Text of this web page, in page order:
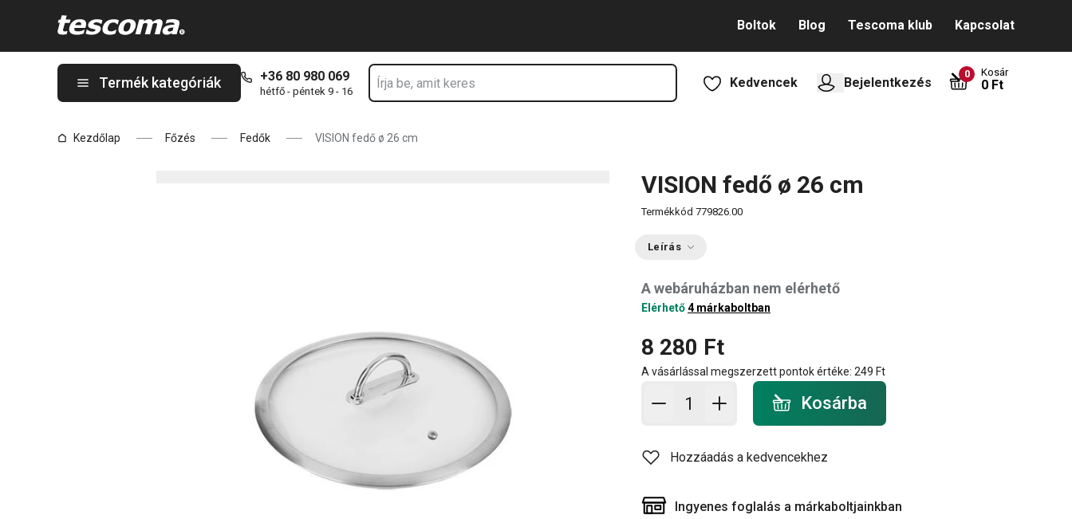
Boltok Blog Tescoma klub Kapcsolat
Termék kategóriák +36 80 980 069
hétfő - péntek 9 - 16
Kedvencek Bejelentkezés
0 Kosár
0 Ft
Kezdőlap Főzés Fedők VISION fedő ø 26 cm
VISION fedő ø 26 cm
Termékkód 779826.00
Leírás
A webáruházban nem elérhető
Elérhető4 márkaboltban
8 280 Ft
A vásárlással megszerzett pontok értéke: 249 Ft
Kosárba - mennyiség
Kosárba
Hozzáadás a kedvencekhez
Ingyenes foglalás a márkaboltjainkban